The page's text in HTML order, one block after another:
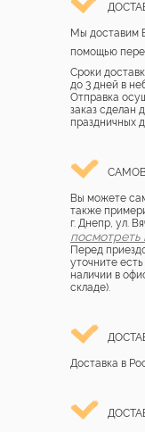
Мы доставим
помощью
Сроки
до 3 дней в
Отправка
заказ сделан
праздничных
Вы можете
также
г. Днепр, ул.
посмотреть
Перед
уточните
наличии в
складе).
Доставка в